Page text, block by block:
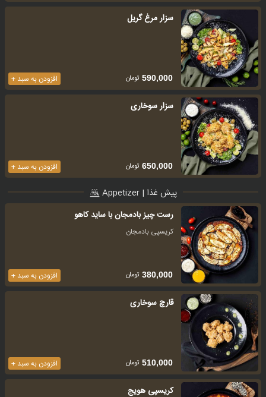
سزار مرغ گریل
افزودن به سبد + 590,000 تومان
سزار سوخاری
افزودن به سبد + 650,000 تومان
پیش غذا | Appetizer
رست چیز بادمجان با ساید کاهو
کریسپی بادمجان
افزودن به سبد + 380,000 تومان
قارچ سوخاری
افزودن به سبد + 510,000 تومان
کریسپی هویج